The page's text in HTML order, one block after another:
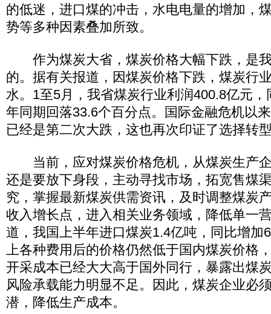
的低迷，进口煤的冲击，水电电量的增加，
势等多种因素叠加所致。
作为煤炭大省，煤炭价格大幅下跌，是
的。据有关报道，因煤炭价格下跌，煤炭行
水。1至5月，我省煤炭行业利润400.8亿元
年同期回落33.6个百分点。国际金融危机以
已经是第二次大跌，这也再次印证了选择转
当前，应对煤炭价格危机，从煤炭生产
还是要放下身段，主动寻找市场，拓宽售煤
究，掌握最新煤炭供需资讯，及时调整煤炭
收入增长点，进入相关业务领域，降低单一
道，我国上半年进口煤炭1.4亿吨，同比增加
上各种费用后的价格仍然低于国内煤炭价格
开采成本已经大大高于国外同行，暴露出煤
风险承载能力明显不足。因此，煤炭企业必
潜，降低生产成本。